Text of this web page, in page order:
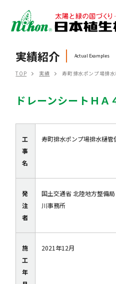
実績紹介 Actual Examples
TOP 実績 寿町排水ポンプ場排
ドレーンシートＨＡ
工
事
名
寿町排水ポンプ場排水樋管
発
注
者
国土交通省 北陸地方整備
川事務所
施
工
年
2021年12月